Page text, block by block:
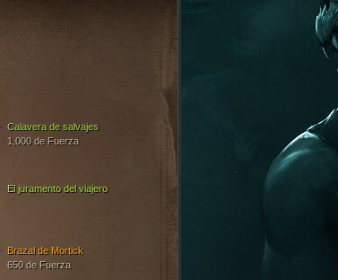
Calavera de salvajes
1,000 de Fuerza
Brazal de Mortick
650 de Fuerza
El juramento del viajero